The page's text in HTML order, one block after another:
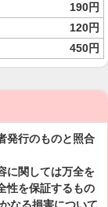
190円
120円
450円
発行のものと照合
に関しては万全を
性を保証するもの